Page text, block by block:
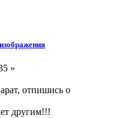
»
отпишись о
другим!!!